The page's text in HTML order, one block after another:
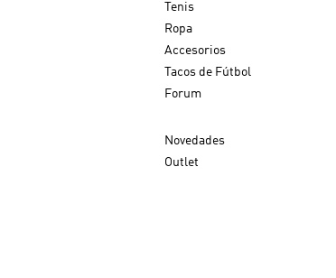
Tenis
Ropa
Accesorios
Tacos de Fútbol
Forum
Novedades
Outlet